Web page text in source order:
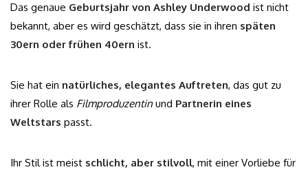
Das genaue Geburtsjahr von Ashley Underwood ist nicht
bekannt, aber es wird geschätzt, dass sie in ihren späten
30ern oder frühen 40ern ist.
Sie hat ein natürliches, elegantes Auftreten, das gut zu
ihrer Rolle als Filmproduzentin und Partnerin eines
Weltstars passt.
Ihr Stil ist meist schlicht, aber stilvoll, mit einer Vorliebe für